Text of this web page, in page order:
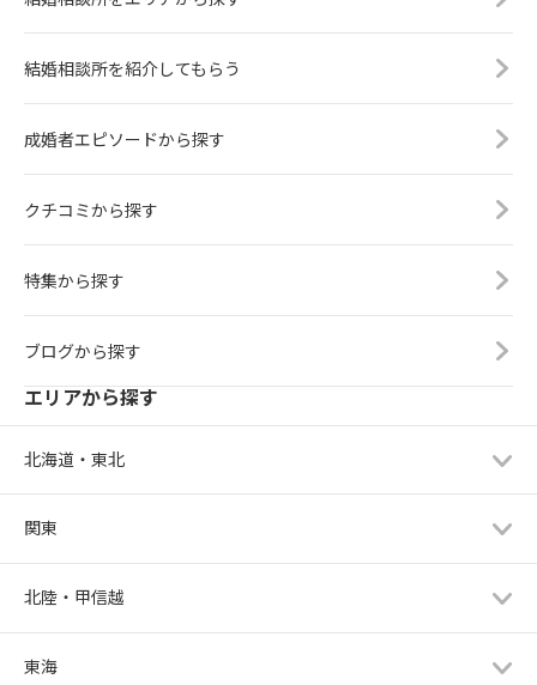
結婚相談所を紹介してもらう
成婚者エピソードから探す
クチコミから探す
特集から探す
ブログから探す
エリアから探す
北海道・東北
関東
北陸・甲信越
東海